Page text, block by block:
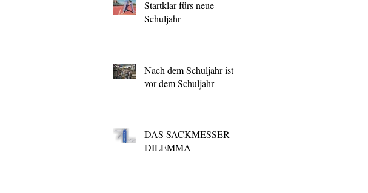
Startklar fürs neue
Schuljahr
Nach dem Schuljahr ist
vor dem Schuljahr
DAS SACKMESSER-
DILEMMA